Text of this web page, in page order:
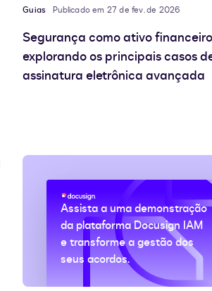
Guias Publicado em 27 de fev. de 2026
Segurança como ativo
explorando os principais casos
assinatura eletrônica avançada
Assista a uma demonstração
da plataforma Docusign IAM
e transforme a gestão dos
seus acordos.